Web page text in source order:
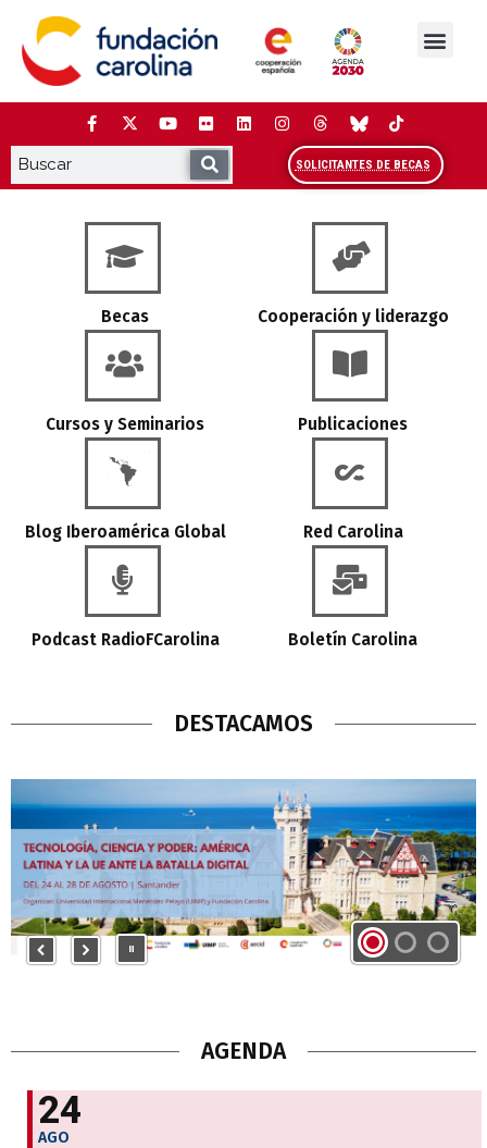
contenido
SOLICITANTES DE BECAS
Página inicial de la web de Fundación
Becas Cooperación y liderazgo
Cursos y Seminarios Publicaciones
Blog Iberoamérica Global Red Carolina
Podcast RadioFCarolina Boletín Carolina
DESTACAMOS
AGENDA
24
AGO